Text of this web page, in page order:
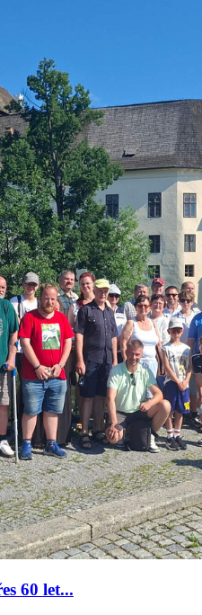
60 let...